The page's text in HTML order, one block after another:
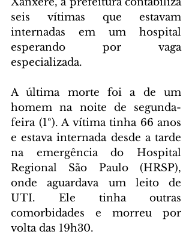
seis vítimas que estavam
internadas em um hospital
esperando por vaga
especializada.
A última morte foi a de um
homem na noite de segunda-
feira (1º). A vítima tinha 66 anos
e estava internada desde a tarde
na emergência do Hospital
Regional São Paulo (HRSP),
onde aguardava um leito de
UTI. Ele tinha outras
comorbidades e morreu por
volta das 19h30.